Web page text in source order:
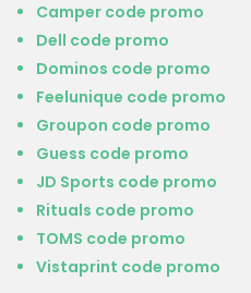
Camper code promo
Dell code promo
Dominos code promo
Feelunique code promo
Groupon code promo
Guess code promo
JD Sports code promo
Rituals code promo
TOMS code promo
Vistaprint code promo